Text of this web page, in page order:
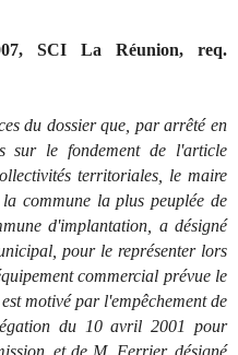
SCI La Réunion, req.
du dossier que, par arrêté en
sur le fondement de l'article
territoriales, le maire
commune la plus peuplée de
d'implantation, a désigné
pour le représenter lors
commercial prévue le
motivé par l'empêchement de
du 10 avril 2001 pour
et de M. Ferrier, désigné